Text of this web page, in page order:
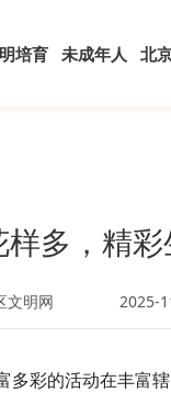
培育 未成年人 北
多，精
文明网 2025-
彩的活动在丰富